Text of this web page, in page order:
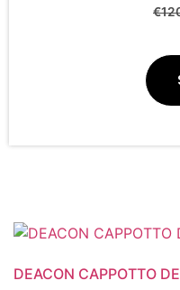
€
DEACON CAPPOTTO